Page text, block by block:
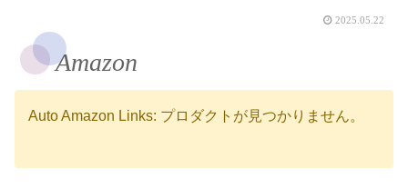
2025.05.22
Amazon
Auto Amazon Links: プロダクトが見つかりません。